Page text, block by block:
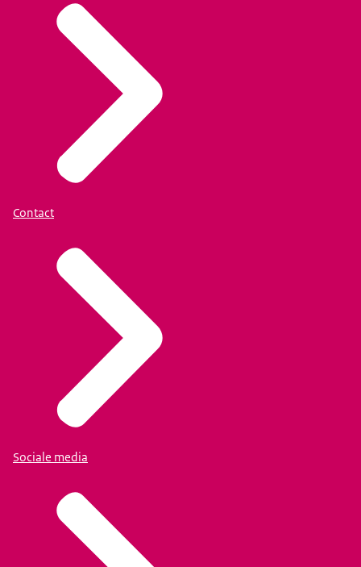
Contact
Sociale media